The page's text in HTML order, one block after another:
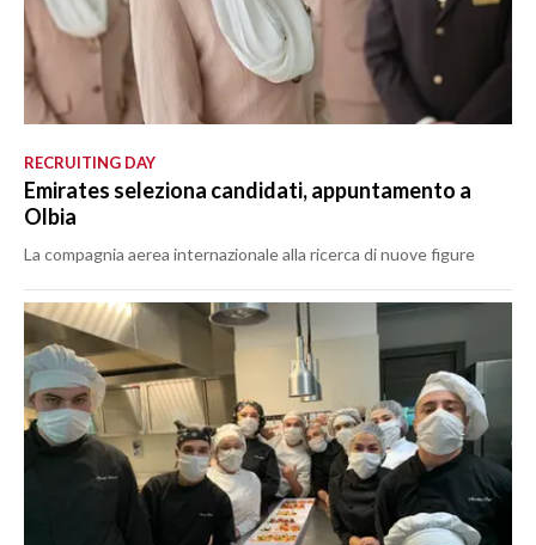
RECRUITING DAY
Emirates seleziona candidati, appuntamento a
Olbia
La compagnia aerea internazionale alla ricerca di nuove figure